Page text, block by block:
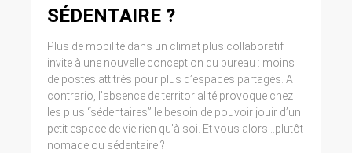
SÉDENTAIRE ?
Plus de mobilité dans un climat plus collaboratif
invite à une nouvelle conception du bureau : moins
de postes attitrés pour plus d’espaces partagés. A
contrario, l’absence de territorialité provoque chez
les plus “sédentaires” le besoin de pouvoir jouir d’un
petit espace de vie rien qu’à soi. Et vous alors...plutôt
nomade ou sédentaire ?
Cliquez en haut à droite du navigateur sur le
pictogramme de menu (symbolisé par trois
lignes horizontales). Sélectionnez Paramètres.
Cliquez sur Afficher les paramètres avancés.
Dans la section ‘Confidentialité’, cliquez sur
préférences. Dans l’onglet ‘Confidentialité’,
vous pouvez bloquer les cookies.
9. DROIT APPLICABLE ET